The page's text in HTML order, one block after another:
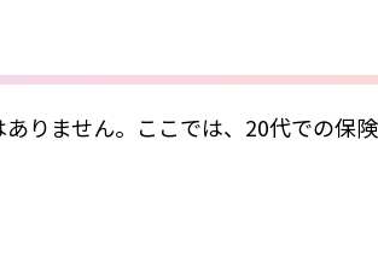
りません。ここでは、20代での保